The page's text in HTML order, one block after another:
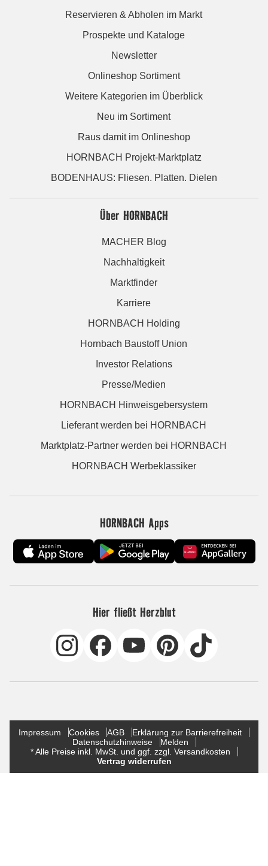
Reservieren & Abholen im Markt
Prospekte und Kataloge
Newsletter
Onlineshop Sortiment
Weitere Kategorien im Überblick
Neu im Sortiment
Raus damit im Onlineshop
HORNBACH Projekt-Marktplatz
BODENHAUS: Fliesen. Platten. Dielen
Über HORNBACH
MACHER Blog
Nachhaltigkeit
Marktfinder
Karriere
HORNBACH Holding
Hornbach Baustoff Union
Investor Relations
Presse/Medien
HORNBACH Hinweisgebersystem
Lieferant werden bei HORNBACH
Marktplatz-Partner werden bei HORNBACH
HORNBACH Werbeklassiker
HORNBACH Apps
Hier fließt Herzblut
Impressum Cookies AGB
Erklärung zur Barrierefreiheit
Datenschutzhinweise
Melden
* Alle Preise inkl. MwSt. und ggf. zzgl. Versandkosten
Vertrag widerrufen